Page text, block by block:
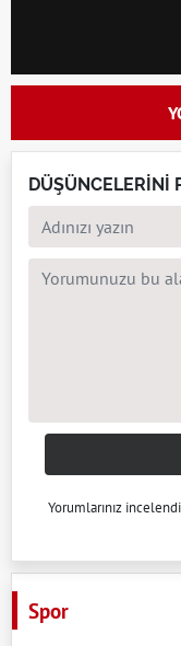
DÜŞÜNCELERİNİ
Yorumlarınız
Spor